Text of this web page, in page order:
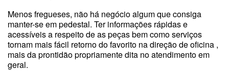
Menos fregueses, não há negócio algum que consiga
manter-se em pedestal. Ter informações rápidas e
acessíveis a respeito de as peças bem como serviços
tornam mais fácil retorno do favorito na direção de oficina ,
mais da prontidão propriamente dita no atendimento em
geral.